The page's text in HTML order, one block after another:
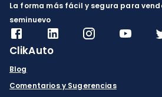
La forma más fácil y segura para
seminuevo
ClikAuto
Blog
Comentarios y Sugerencias